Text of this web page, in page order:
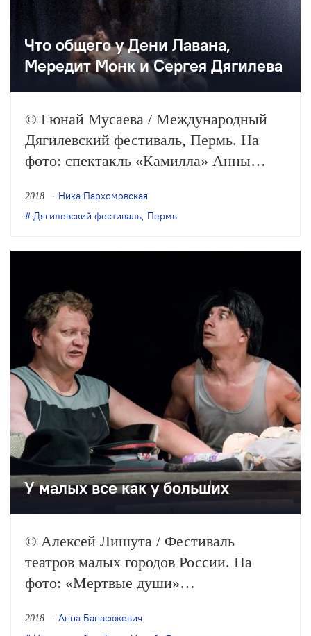
Что общего у Дени Лавана,
Мередит Монк и Сергея Дягилева
© Гюнай Мусаева / Международный
Дягилевский фестиваль, Пермь. На
фото: спектакль «Камилла» Анны
Международный Дягилевский
фестиваль. Главные темы программы
физическая, природа насилия и
свободы. Корреспондент ТЕАТРА….
2018
Ника Пархомовская
Дягилевский фестиваль, Пермь
У малых все как у больших
© Алексей Лишута / Фестиваль
театров малых городов России. На
фото: «Мертвые души»
Новороссийске прошел XVI Фестиваль
2018
Анна Банасюкевич